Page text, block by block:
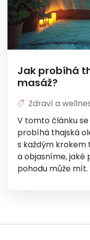
Jak probíhá
masáž?
Zdraví a
V tomto článku
probíhá thajská
s každým
a objasníme, jaké
pohodu může